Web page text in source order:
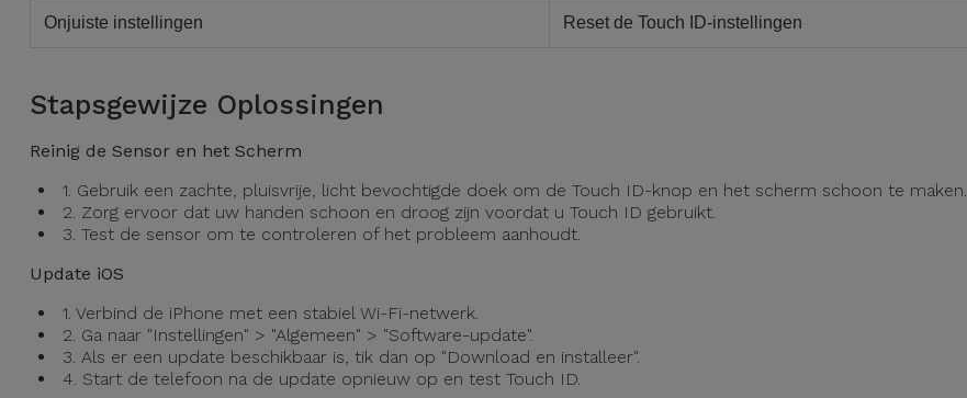
Accessoires
Kids
Bekijk
Onjuiste instellingen Reset de Touch ID-instellingen
Stapsgewijze Oplossingen
Reinig de Sensor en het Scherm
1. Gebruik een zachte, pluisvrije, licht bevochtigde doek om de Touch ID-knop en het scherm schoon te maken.
2. Zorg ervoor dat uw handen schoon en droog zijn voordat u Touch ID gebruikt.
3. Test de sensor om te controleren of het probleem aanhoudt.
Update iOS
1. Verbind de iPhone met een stabiel Wi-Fi-netwerk.
2. Ga naar "Instellingen" > "Algemeen" > "Software-update".
3. Als er een update beschikbaar is, tik dan op "Download en installeer".
4. Start de telefoon na de update opnieuw op en test Touch ID.